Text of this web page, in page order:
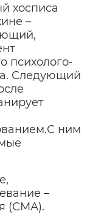
хосписа
–
психолого-
Следующий
ним
–
(СМА).